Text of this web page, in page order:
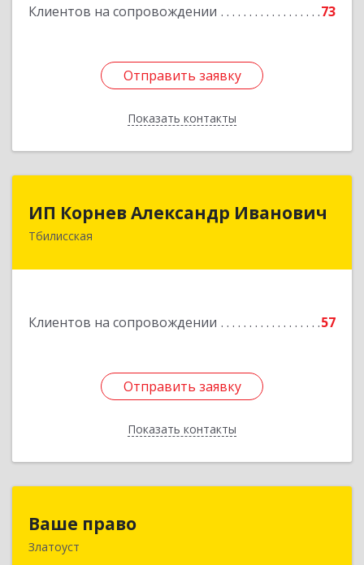
Клиентов на сопровождении 73
Отправить заявку
Показать контакты
Отправить заявку
Назад
ИП Корнев Александр Иванович
Тбилисская
Клиентов на сопровождении 57
Отправить заявку
Показать контакты
352360, Краснодарский край, Тбилисский р-н,
Отправить заявку
Назад
Ваше право
Златоуст